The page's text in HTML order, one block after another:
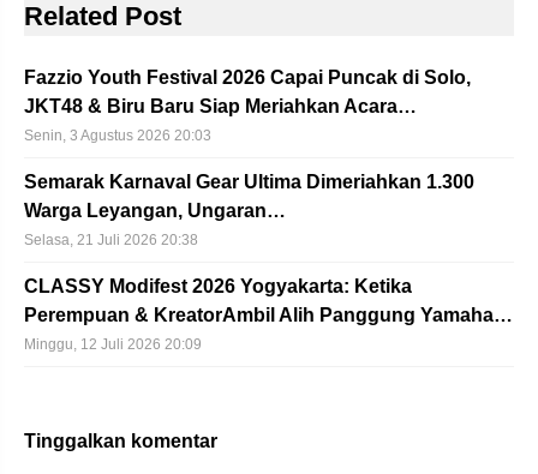
Related Post
Fazzio Youth Festival 2026 Capai Puncak di Solo,
JKT48 & Biru Baru Siap Meriahkan Acara…
Senin, 3 Agustus 2026 20:03
Semarak Karnaval Gear Ultima Dimeriahkan 1.300
Warga Leyangan, Ungaran…
Selasa, 21 Juli 2026 20:38
CLASSY Modifest 2026 Yogyakarta: Ketika
Perempuan & KreatorAmbil Alih Panggung Yamaha…
Minggu, 12 Juli 2026 20:09
Tinggalkan komentar